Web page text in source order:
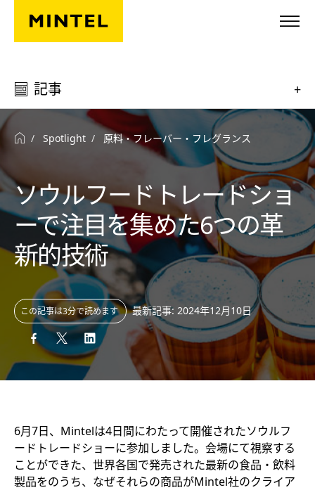
Skip to main content
記事 +
Spotlight 原料・フレーバー・フレグランス
ソウルフードトレードショ
ーで注目を集めた6つの革
新的技術
この記事は3分で読めます 最新記事: 2024年12月10日
6月7日、Mintelは4日間にわたって開催されたソウルフ
ードトレードショーに参加しました。会場にて視察する
ことができた、世界各国で発売された最新の食品・飲料
製品をのうち、なぜそれらの商品がMintel社のクライア